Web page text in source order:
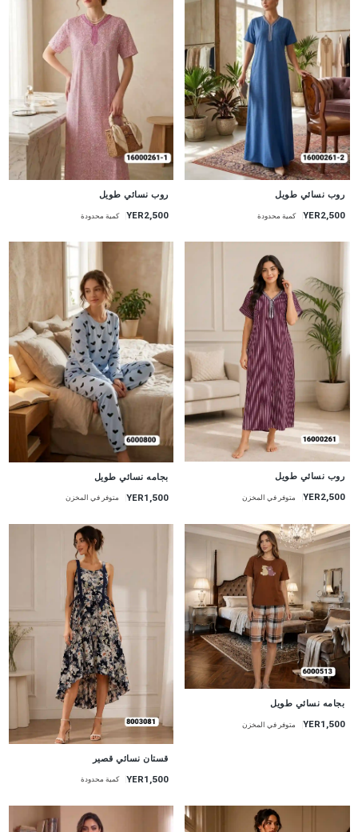
روب نسائي طويل
YER2,500 كمية محدودة
روب نسائي طويل
YER2,500 كمية محدودة
روب نسائي طويل
YER2,500 متوفر في المخزن
بجامه نسائي طويل
YER1,500 متوفر في المخزن
بجامه نسائي طويل
YER1,500 متوفر في المخزن
قستان نسائي قصير
YER1,500 كمية محدودة